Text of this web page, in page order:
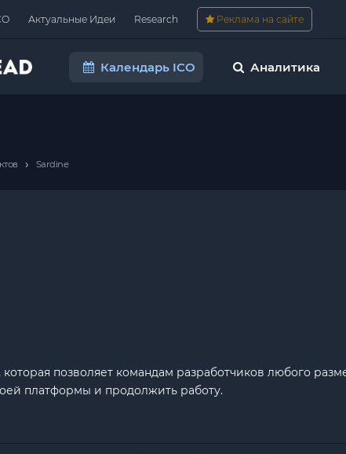
Актуальные Идеи Research Реклама на сайте
Календарь ICO Аналитика
› Sardine
позволяет командам разработчиков любого
платформы и продолжить работу.